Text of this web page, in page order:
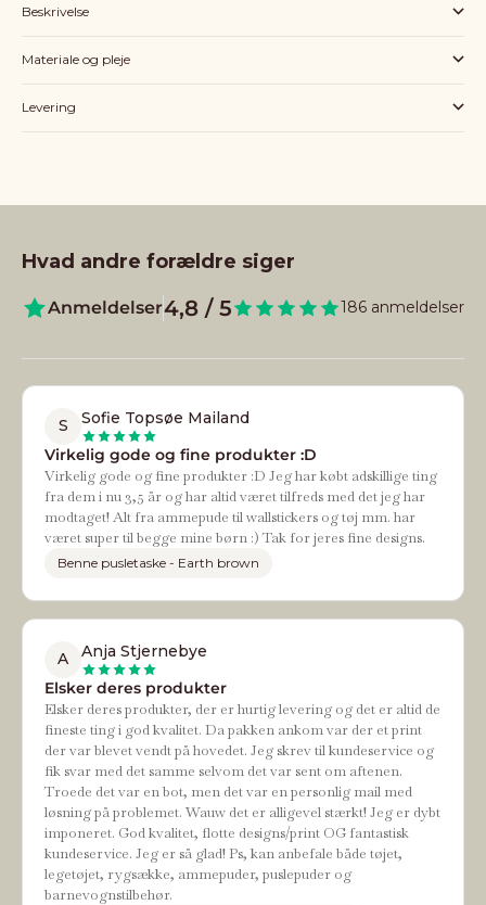
Beskrivelse
Materiale og pleje
Levering
Hvad andre forældre siger
Anmeldelser4,8 / 5 186 anmeldelser
S
Sofie Topsøe Mailand
Virkelig gode og fine produkter :D
Virkelig gode og fine produkter :D Jeg har købt adskillige ting
fra dem i nu 3,5 år og har altid været tilfreds med det jeg har
modtaget! Alt fra ammepude til wallstickers og tøj mm. har
været super til begge mine børn :) Tak for jeres fine designs.
Benne pusletaske - Earth brown
A
Anja Stjernebye
Elsker deres produkter
Elsker deres produkter, der er hurtig levering og det er altid de
fineste ting i god kvalitet. Da pakken ankom var der et print
der var blevet vendt på hovedet. Jeg skrev til kundeservice og
fik svar med det samme selvom det var sent om aftenen.
Troede det var en bot, men det var en personlig mail med
løsning på problemet. Wauw det er alligevel stærkt! Jeg er dybt
imponeret. God kvalitet, flotte designs/print OG fantastisk
kundeservice. Jeg er så glad! Ps, kan anbefale både tøjet,
legetøjet, rygsække, ammepuder, puslepuder og
barnevognstilbehør.